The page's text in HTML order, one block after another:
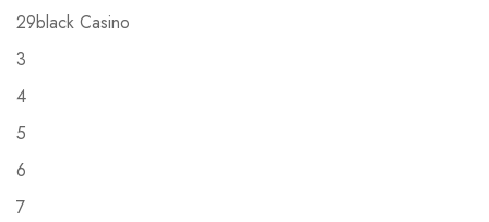
29black Casino
3
4
5
6
7